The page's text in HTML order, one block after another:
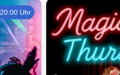
20:00 Uhr